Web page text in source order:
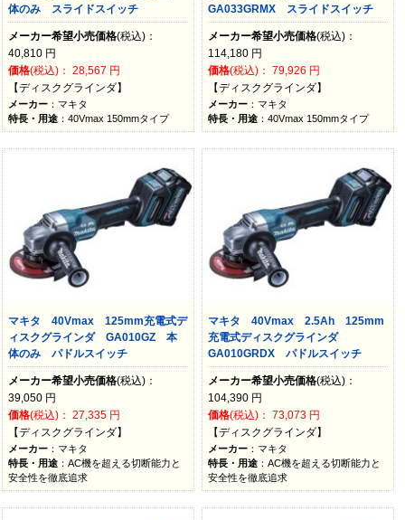
体のみ スライドスイッチ
メーカー希望小売価格(税込)：
40,810 円
価格(税込)：28,567 円
【ディスクグラインダ】
メーカー ：マキタ
特長・用途 ：40Vmax 150mmタイプ
GA033GRMX スライドスイッチ
メーカー希望小売価格(税込)：
114,180 円
価格(税込)：79,926 円
【ディスクグラインダ】
メーカー ：マキタ
特長・用途 ：40Vmax 150mmタイプ
マキタ 40Vmax 125mm充電式デ
ィスクグラインダ GA010GZ 本
体のみ パドルスイッチ
メーカー希望小売価格(税込)：
39,050 円
価格(税込)：27,335 円
【ディスクグラインダ】
メーカー ：マキタ
特長・用途 ：AC機を超える切断能力と
安全性を徹底追求
マキタ 40Vmax 2.5Ah 125mm
充電式ディスクグラインダ
GA010GRDX パドルスイッチ
メーカー希望小売価格(税込)：
104,390 円
価格(税込)：73,073 円
【ディスクグラインダ】
メーカー ：マキタ
特長・用途 ：AC機を超える切断能力と
安全性を徹底追求